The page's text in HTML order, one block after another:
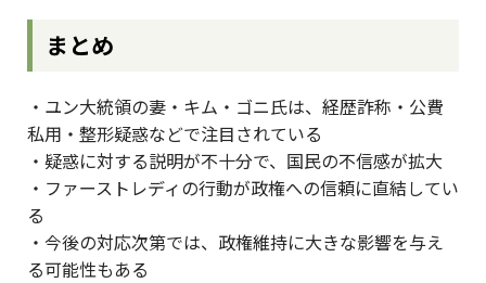
まとめ
・ユン大統領の妻・キム・ゴニ氏は、経歴詐称・公費
私用・整形疑惑などで注目されている
・疑惑に対する説明が不十分で、国民の不信感が拡大
・ファーストレディの行動が政権への信頼に直結してい
る
・今後の対応次第では、政権維持に大きな影響を与え
る可能性もある